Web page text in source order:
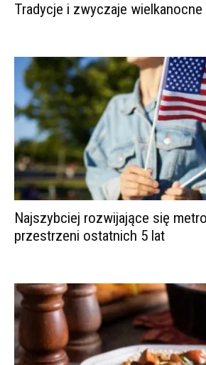
Tradycje i zwyczaje
Najszybciej rozwijające się
przestrzeni ostatnich 5 lat